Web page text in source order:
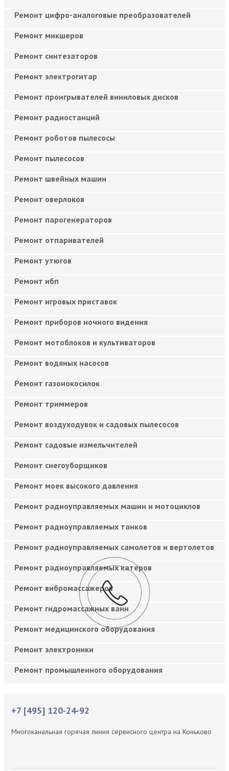
Ремонт цифро-аналоговые преобразователей
Ремонт микшеров
Ремонт синтезаторов
Ремонт электрогитар
Ремонт проигрывателей виниловых дисков
Ремонт радиостанций
Ремонт роботов пылесосы
Ремонт пылесосов
Ремонт швейных машин
Ремонт оверлоков
Ремонт парогенераторов
Ремонт отпаривателей
Ремонт утюгов
Ремонт ибп
Ремонт игровых приставок
Ремонт приборов ночного видения
Ремонт мотоблоков и культиваторов
Ремонт водяных насосов
Ремонт газонокосилок
Ремонт триммеров
Ремонт воздуходувок и садовых пылесосов
Ремонт садовые измельчителей
Ремонт снегоуборщиков
Ремонт моек высокого давления
Ремонт радиоуправляемых машин и мотоциклов
Ремонт радиоуправляемых танков
Ремонт радиоуправляемых самолетов и вертолетов
Ремонт радиоуправляемых катеров
Ремонт вибромассажеров
Ремонт гидромассажных ванн
Ремонт медицинского оборудования
Ремонт электроники
Ремонт промышленного оборудования
+7 [495] 120-24-92
Многоканальная горячая линия сервисного центра на Коньково